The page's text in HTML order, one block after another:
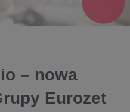
– nowa
Eurozet